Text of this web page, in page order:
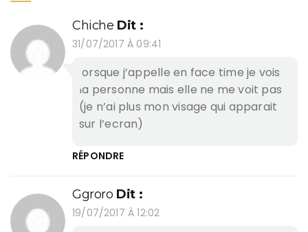
Chiche Dit :
31/07/2017 À 09:41
lorsque j’appelle en face time je vois
la personne mais elle ne me voit pas
(je n’ai plus mon visage qui apparait
sur l’ecran)
RÉPONDRE
Ggroro Dit :
19/07/2017 À 12:02